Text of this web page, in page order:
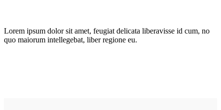
Lorem ipsum dolor sit amet, feugiat delicata liberavisse id cum, no
quo maiorum intellegebat, liber regione eu.